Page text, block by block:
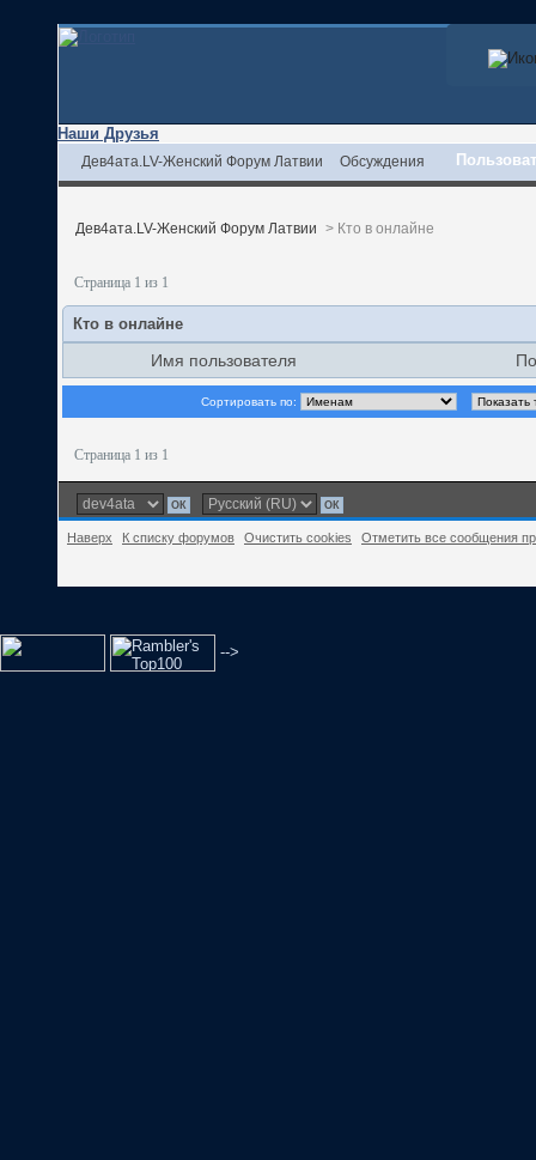
Наши Друзья
Дев4ата.LV-Женский Форум Латвии Обсуждения
Дев4ата.LV-Женский Форум Латвии > Кто в онлайне
Страница 1 из 1
Кто в онлайне
Имя пользователя
Сортировать по:
Страница 1 из 1
Наверх К списку форумов Очистить cookies Отметить все сообщения
-->